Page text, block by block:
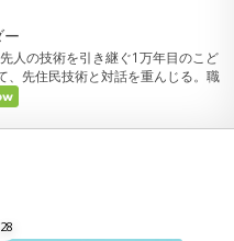
ー
人の技術を引き継ぐ1万年目のこど
、先住民技術と対話を重んじる。職